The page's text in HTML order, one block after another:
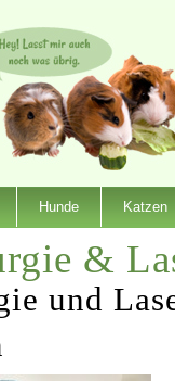
Hunde Katzen
&
und